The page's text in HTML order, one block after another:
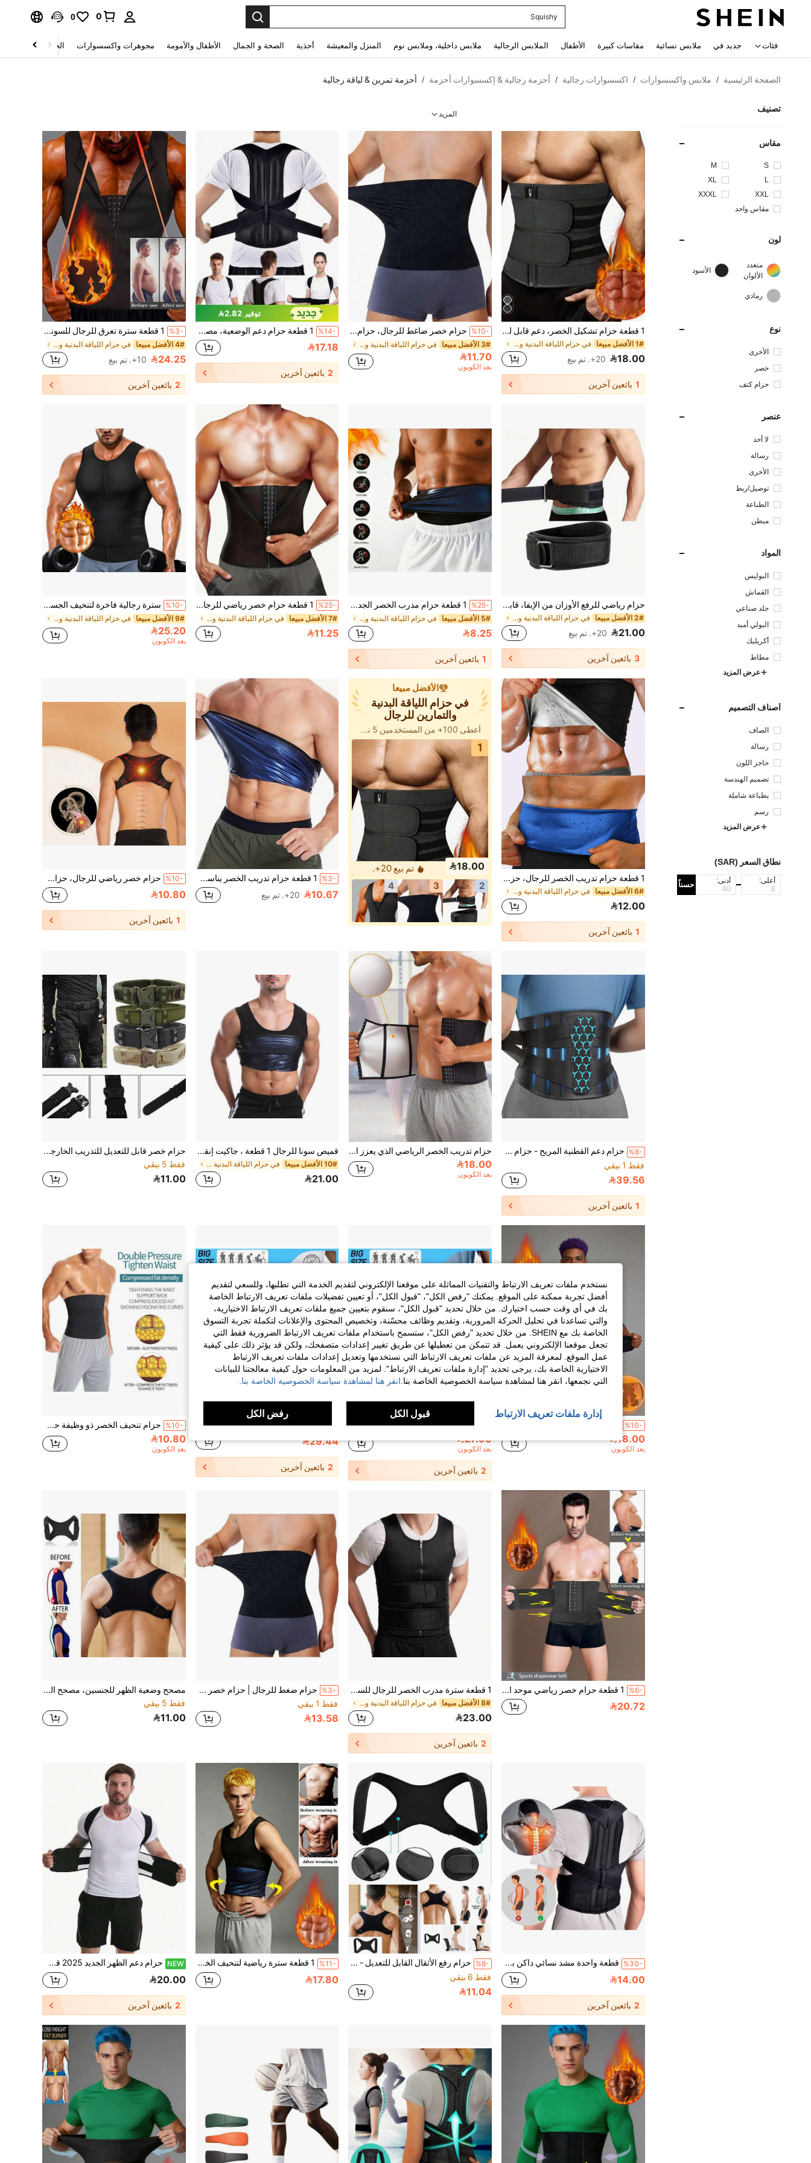
Squishy
0
0
فئات جديد في ملابس نسائية مقاسات كبيرة الأطفال الملابس الرجالية ملابس داخلية، وملابس نوم المنزل والمعيشة أحذية الصحة و الجمال الأطفال والأمومة مجوهرات واكسسوارات الحقائب والأمتعة
الصفحة الرئيسية / ملابس واكسسوارات / اكسسوارات رجالية / أحزمة رجالية & إكسسوارات أحزمة / أحزمة تمرين & لياقة رجالية
تصنيف
مقاس
S
M
L
XL
XXL
XXXL
مقاس واحد
لون
متعدد
الألوان
الأسود
رمادي
نوع
الأخرى
خصر
حزام كتف
عنصر
لا أحد
رسالة
الأخرى
توصيل/ربط
الطباعة
مبطن
المواد
البوليس
تر
القماش
جلد صناعي
البولي أميد
أكريليك
مطاط
عرض المزيد
أصناف التصميم
الصاف
رسالة
حاجز اللون
تصميم الهندسة
بطباعة شاملة
رسم
عرض المزيد
نطاق السعر (SAR)
أعلى: أدنى: حسناً
المزيد
1 قطعة حزام تشكيل الخصر، دعم قابل للتعديل، يشكل الخصر والبطن، يعزز التعرق أثناء التمرين، مقاس آسيوي، يرجى شراء مقاس أكبر
1# الأفضل مبيعا في حزام اللياقة البدنية والتمارين للرجال
18.00 20+. تم بيع
1 بائعين آخرين
%10- حزام خصر ضاغط للرجال، حزام خصر مشكل قابل للتنفس باللون البيج الفاتح قطعة واحدة
3# الأفضل مبيعا في حزام اللياقة البدنية والتمارين للرجال
11.70
بعد الكوبون
توفير 2.82
%14- 1 قطعة حزام دعم الوضعية، مصحح وضعية قابل للتعديل فاخر | أسلوب أساسي كلاسيكي، حزام دعم الظهر للجنسين لتحسين الوضعية
17.18
2 بائعين آخرين
%3- 1 قطعة سترة تعرق للرجال للسونا، ملابس علوية ضاغط من مطاط الكلوروبرين، مدرب الخصر، خزان رياضي ظهره مزود بسحاب، سترة ضاغطة مخسسة للرجال، مناسبة للتمارين الرياضية المنزلية والمشي وحزام تنحيف الخصر
4# الأفضل مبيعا في حزام اللياقة البدنية والتمارين للرجال
24.25 10+. تم بيع
2 بائعين آخرين
حزام رياضي للرفع الأوزان من الإيفا، قابل للتعديل لدعم الظهر والخصر، إغلاق بالخطاف والحلقة، غسل باليد فقط، غير مشحون، مناسب للتمارين الرياضية المنزلية والمشي وتنحيف الخصر
2# الأفضل مبيعا في حزام اللياقة البدنية والتمارين للرجال
21.00 20+. تم بيع
3 بائعين آخرين
%25- 1 قطعة حزام مدرب الخصر الجديد لعام 2026 للرجال، حزام مخصر يعزز التعرق، حزام حرق الدهون، شكل الخصر بتأثير الساونا، حزام مقاوم للعرق من البولي يوريثان للجري والدراجات والتمارين الرياضية
5# الأفضل مبيعا في حزام اللياقة البدنية والتمارين للرجال
8.25
1 بائعين آخرين
%25- 1 قطعة حزام خصر رياضي للرجال، حزام تدريب الخصر للرجال، بوديسوت ضغط رياضية مخسسة، حزام خصر مخسس للرجال، حزام خصر للساونا، حزام تمرين البطن، أداة تدريب البطن، ملابس رياضية، مشكل الجسم، حزام تمرين الخصر، معدات تدريب عضلات البطن، حزام ضغط للصدر والخصر حزام تعرق للساونا للرجال لإنقاص الوزن وتمرين الخصر
7# الأفضل مبيعا في حزام اللياقة البدنية والتمارين للرجال
11.25
%10- سترة رجالية فاخرة لتنحيف الجسم، شكل مشد الخصر، ملابس رياضية للضغط على البطن، مصحح للوضعية، حزام خصر للتمارين الرياضية، حزام خصر للتنحيف والتمارين الرياضية
9# الأفضل مبيعا في حزام اللياقة البدنية والتمارين للرجال
25.20
بعد الكوبون
1 قطعة حزام تدريب الخصر للرجال، حزام وسط وشكل مشد عالي الجودة، حزام تعزيز التعرق للرجال، مناسب للرياضة واللياقة البدنية
6# الأفضل مبيعا في حزام اللياقة البدنية والتمارين للرجال
12.00
1 بائعين آخرين
الأفضل مبيعا
في حزام اللياقة البدنية
والتمارين للرجال
أعطى 100+ من المستخدمين 5 نجوم
1
18.00
تم بيع 20+.
2
3
4
%3- 1 قطعة حزام تدريب الخصر يناسب الجنسين، حزام تنحيف الخصر للرياضة والولادة، مشكل الخصر للياقة البدنية
10.67 20+. تم بيع
%10- حزام خصر رياضي للرجال، حزام تدريب الخصر، ملابس داخلية مضغوطة لتنحيف الخصر، شكل الخصر للرجال، مثبت خصر للسونا، مدرب خصر للتمارين، أداة تدريب البطن، ملابس رياضية، ملابس داخلية مشكلة، مشكل الخصر للتمارين، مشكل الخصر
10.80
1 بائعين آخرين
%8-
حزام دعم القطنية المريح - حزام دعم الخصر القابل للتعديل مع حشوة ثلاثية الأبعاد، مناسب للرجال والنساء
فقط 1 بيقي
39.56
1 بائعين آخرين
حزام تدريب الخصر الرياضي الذي يعزز التعرق وتشكيل الخصر، تصميم 4 صفوف من الخطاطيف، حزام واقي رياضي، قطعة واحدة مناسبة للجنسين
18.00
بعد الكوبون
قميص سونا للرجال 1 قطعة ، جاكيت إنقاص الوزن بالتعرق ، بدلة تشكيل الجسم ، صدرية رياضية،حزام وخصر السونا لإنقاص الوزن للرجال
10# الأفضل مبيعا في حزام اللياقة البدنية والتمارين للرجال
21.00
حزام خصر قابل للتعديل للتدريب الخارجي، مناسب للأنشطة الخارجية وتمارين اللياقة البدنية والرياضة المنزلية والمشي، حزام خصر مثالي للتخسيس والتمارين
فقط 5 بيقي
11.00
%10-
18.00
بعد الكوبون
%10- 1 قطعة حزام دعم أسفل الظهر، قماش شبكي قابل للتنفس، 6 قضبان دعم، أحزمة قابلة للتعديل المزدوج، للجنسين، سهل الارتداء
27.90
بعد الكوبون
2 بائعين آخرين
%8-
29.44
2 بائعين آخرين
%10- حزام تنحيف الخصر ذو وظيفة حرق الدهون، حزام تشكيل البطن، حزام رياضي لتنحيف الخصر، رابط بطني للجيم، قابل للتعديل، تصميم ملفوف، مناسب للرجال والنساء
10.80
بعد الكوبون
%6- 1 قطعة حزام خصر رياضي موحد الجنس لتشكيل الجسم، مجموعة لياقة بدنية، حزام تشكيل البطن، حزام امتصاص العرق للبطن، حزام ضغط البطن، يجعلك تعرق مرتين، تمرين أفضل
20.72
1 قطعة سترة مدرب الخصر للرجال للساونا
8# الأفضل مبيعا في حزام اللياقة البدنية والتمارين للرجال
23.00
2 بائعين آخرين
%3-
حزام ضغط للرجال | حزام خصر قابل للتنفس بلون بيج فاتح
فقط 1 بيقي
13.58
مصحح وضعية الظهر للجنسين، مصحح الكتف، دعم كامل قابل للتعديل للظهر، يخفف من آلام الظهر العلوي والسفلي - مناسب للتمارين المنزلية والرياضة والمشي
فقط 5 بيقي
11.00
%30- قطعة واحدة مشد نسائي داكن بطراز عتيق، حزام خصر مطاطي عريض، مناسب لليلة الهالوين أو حفلة الكرنفال أو الارتداء اليومي
14.00
2 بائعين آخرين
%8-
حزام رفع الأثقال القابل للتعديل - دعم الخصر القابل للتنفس، حزام دعم الظهر للرجال في الجيم واللياقة البدنية، مناسب للتمرين المنزلي والمشي، يمكن استخدامه كحزام ضاغط للخصر وحزام رياضي.
فقط 6 بيقي
11.04
%11- 1 قطعة سترة رياضية لتنحيف الخصر للرجال، مشد الجسم وتشكيله، مشد الخصر المسبب للعرق، بأسلوب أوروبي وأمريكي، مشد البطن الضاغط لتحفيز العرق واللياقة البدنية
17.80
NEW حزام دعم الظهر الجديد 2025 قطعة واحدة، دعم أسفل الظهر، مصنوع من قماش شبكي قابل للتنفس، مع 6 دعامات دعم وأحزمة قابلة للتعديل المزدوج، قابل للتنفس، مناسب للرجال، سهل الارتداء، يمكن أن ينحف الخصر، يرفع الأرداف، مدرب الخصر الرياضي، حزام تشكيل الخصر، وحزام اللياقة البدنية
20.00
2 بائعين آخرين
نستخدم ملفات تعريف الارتباط والتقنيات المماثلة على موقعنا الإلكتروني لتقديم الخدمة التي تطلبها، وللسعي لتقديم
أفضل تجربة ممكنة على الموقع. يمكنك "رفض الكل"، "قبول الكل"، أو تعيين تفضيلات ملفات تعريف الارتباط الخاصة
بك في أي وقت حسب اختيارك. من خلال تحديد "قبول الكل"، سنقوم بتعيين جميع ملفات تعريف الارتباط الاختيارية،
والتي تساعدنا في تحليل الحركة المرورية، وتقديم وظائف محسّنة، وتخصيص المحتوى والإعلانات لتكملة تجربة التسوق
الخاصة بك مع SHEIN. من خلال تحديد "رفض الكل"، ستسمح باستخدام ملفات تعريف الارتباط الضرورية فقط التي
تجعل موقعنا الإلكتروني يعمل. قد تتمكن من تعطيلها عن طريق تغيير إعدادات متصفحك، ولكن قد يؤثر ذلك على كيفية
عمل الموقع. لمعرفة المزيد عن ملفات تعريف الارتباط التي نستخدمها وتعديل إعدادات ملفات تعريف الارتباط
الاختيارية الخاصة بك، يرجى تحديد "إدارة ملفات تعريف الارتباط". لمزيد من المعلومات حول كيفية معالجتنا للبيانات
التي نجمعها، انقر هنا لمشاهدة سياسة الخصوصية الخاصة بنا. انقر هنا لمشاهدة سياسة الخصوصية الخاصة بنا.
إدارة ملفات تعريف الارتباط قبول الكل رفض الكل